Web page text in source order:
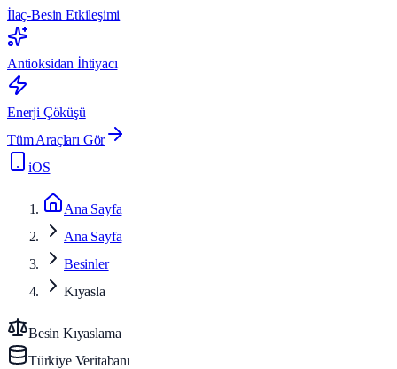
İlaç-Besin Etkileşimi
Antioksidan İhtiyacı
Enerji Çöküşü
Tüm Araçları Gör
iOS
Ana Sayfa
Ana Sayfa
Besinler
Kıyasla
Besin Kıyaslama
Türkiye Veritabanı